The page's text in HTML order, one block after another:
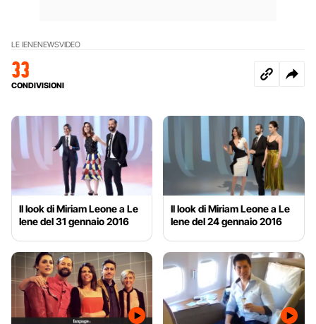
LE IENENEWSVIDEO
33
CONDIVISIONI
Il look di Miriam Leone a Le
Iene del 31 gennaio 2016
Il look di Miriam Leone a Le
Iene del 24 gennaio 2016